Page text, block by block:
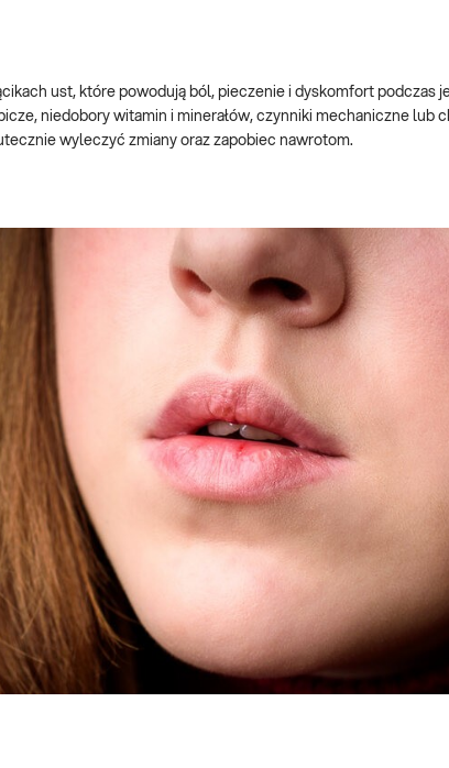
ust, które powodują ból, pieczenie i dyskomfort podczas
niedobory witamin i minerałów, czynniki mechaniczne lub
wyleczyć zmiany oraz zapobiec nawrotom.